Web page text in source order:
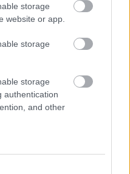
storage
website or app.
storage
storage
authentication
and other
eltávolítani a